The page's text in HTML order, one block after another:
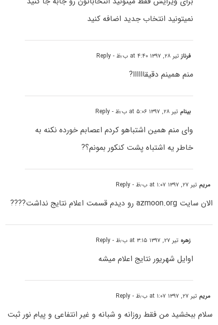
نمیتونید انتخاب جدید اضافه کنید
فرنازتیر ۲۸, ۱۳۹۷ at ۴:۴۰ ب٫ظ - Reply
منم همینم دقیقاااااا?
بینام تیر ۲۸, ۱۳۹۷ at ۵:۰۶ ب٫ظ - Reply
وای منم همین اشتباهو کردم اعصابم خورده نکنه به
خاطر یه اشتباه پشت کنکور بمونم؟?
مریم تیر ۲۷, ۱۳۹۷ at ۱:۰۷ ب٫ظ - Reply
الان سایت azmoon.org رو دیدم قسمت اعلام نتایج نداشت????
زهره تیر ۲۷, ۱۳۹۷ at ۳:۱۵ ب٫ظ - Reply
اوایل شهریور نتایج اعلام میشه
مریم تیر ۲۷, ۱۳۹۷ at ۱:۰۷ ب٫ظ - Reply
سلام ببخشید من فقط روزانه و شبانه و غیر انتفاعی و پیام نور ثبت